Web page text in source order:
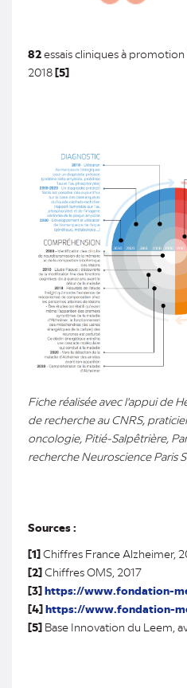
82essais cliniques à
2018[5]
Fiche réalisée avec l'appui de
de recherche au CNRS,
oncologie, Pitié-Salpêtrière,
recherche Neuroscience Paris
Sources :
[1]Chiffres France Alzheimer,
[2]Chiffres OMS, 2017
[3]https://www.fondation-
[4]https://www.fondation-
[5] Base Innovation du Leem,